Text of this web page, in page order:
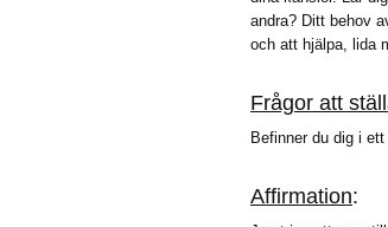
andra? Ditt behov
och att hjälpa, lida
Frågor att
Befinner du dig i
Affirmation: